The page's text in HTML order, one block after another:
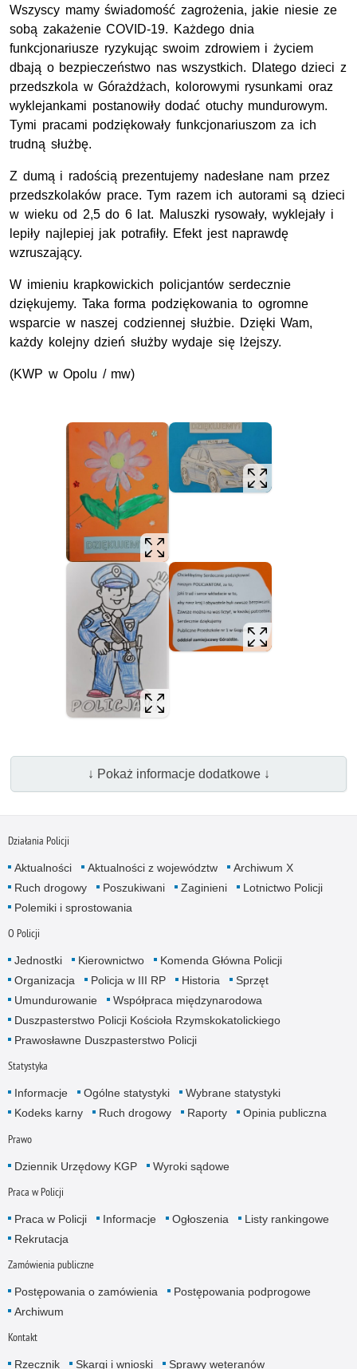
Wszyscy mamy świadomość zagrożenia, jakie niesie ze
sobą zakażenie COVID-19. Każdego dnia
funkcjonariusze ryzykując swoim zdrowiem i życiem
dbają o bezpieczeństwo nas wszystkich. Dlatego dzieci z
przedszkola w Górażdżach, kolorowymi rysunkami oraz
wyklejankami postanowiły dodać otuchy mundurowym.
Tymi pracami podziękowały funkcjonariuszom za ich
trudną służbę.
Z dumą i radością prezentujemy nadesłane nam przez
przedszkolaków prace. Tym razem ich autorami są dzieci
w wieku od 2,5 do 6 lat. Maluszki rysowały, wyklejały i
lepiły najlepiej jak potrafiły. Efekt jest naprawdę
wzruszający.
W imieniu krapkowickich policjantów serdecznie
dziękujemy. Taka forma podziękowania to ogromne
wsparcie w naszej codziennej służbie. Dzięki Wam,
każdy kolejny dzień służby wydaje się lżejszy.
(KWP w Opolu / mw)
↓ Pokaż informacje dodatkowe ↓
Działania Policji
Aktualności Aktualności z województw
Archiwum X
Ruch drogowy
Poszukiwani Zaginieni
Lotnictwo Policji
Polemiki i sprostowania
O Policji
Jednostki Kierownictwo
Komenda Główna Policji
Organizacja
Policja w III RP Historia
Sprzęt
Umundurowanie
Współpraca międzynarodowa
Duszpasterstwo Policji Kościoła Rzymskokatolickiego
Prawosławne Duszpasterstwo Policji
Statystyka
Informacje Ogólne statystyki
Wybrane statystyki
Kodeks karny
Ruch drogowy Raporty Opinia publiczna
Prawo
Dziennik Urzędowy KGP Wyroki sądowe
Praca w Policji
Praca w Policji Informacje Ogłoszenia
Listy rankingowe
Rekrutacja
Zamówienia publiczne
Postępowania o zamówienia
Postępowania podprogowe
Archiwum
Kontakt
Rzecznik Skargi i wnioski Sprawy weteranów